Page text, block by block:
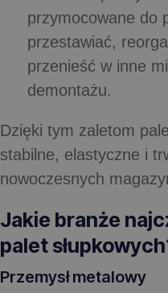
przymocowane do
przestawiać,
przenieść w inne
demontażu.
Dzięki tym zaletom
stabilne, elastyczne i
nowoczesnych
Jakie branże
palet
Przemysł metalowy